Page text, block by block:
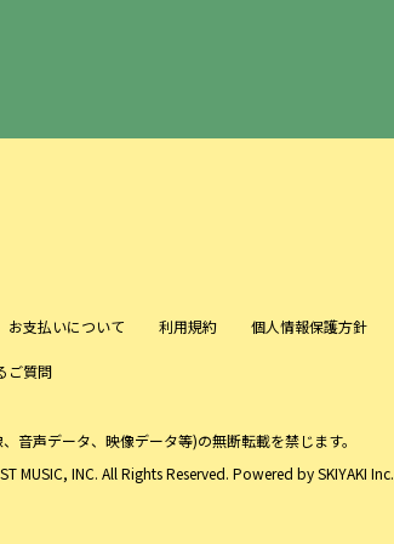
お支払いについて 利用規約 個人情報保護方針
ご質問
音声データ、映像データ等)の無断転載を禁じます。
MUSIC, INC. All Rights Reserved. Powered bySKIYAKI Inc.